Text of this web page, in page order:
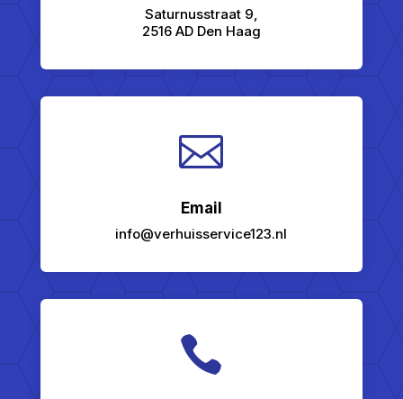
Saturnusstraat 9,
2516 AD Den Haag

Email
info@verhuisservice123.nl
